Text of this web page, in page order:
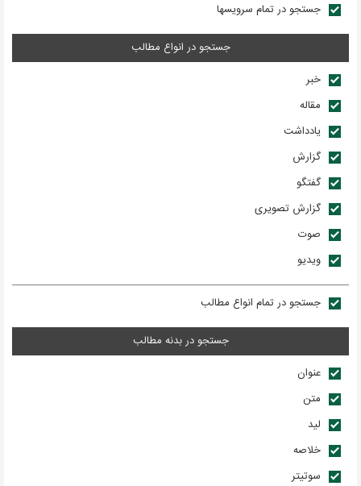
جستجو در تمام سرويسها
جستجو در انواع مطالب
خبر
مقاله
يادداشت
گزارش
گفتگو
گزارش تصويری
صوت
ويديو
جستجو در تمام انواع مطالب
جستجو در بدنه مطالب
عنوان
متن
ليد
خلاصه
سوتيتر